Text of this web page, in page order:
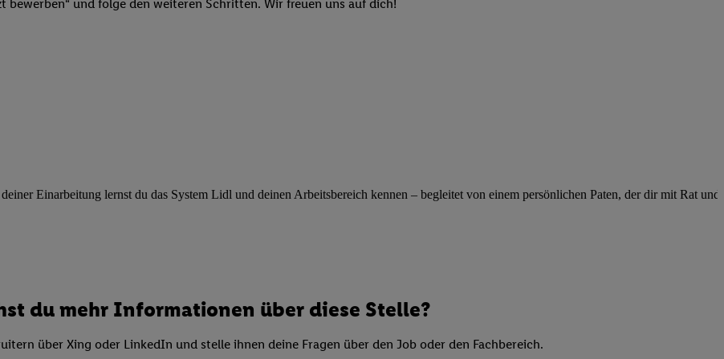
und folge den weiteren Schritten. Wir freuen uns auf dich!
Einarbeitung lernst du das System Lidl und deinen Arbeitsbereich kennen – begleitet von einem persönlichen Paten, der dir mit Rat und
du mehr Informationen über diese Stelle?
über Xing oder LinkedIn und stelle ihnen deine Fragen über den Job oder den Fachbereich.
und Inhalten, Abgleichung und Kombination von Daten aus unterschiedlichen Quellen,
Statistiken oder Kombinationen von Daten aus verschiedenen Quellen. Verwendung